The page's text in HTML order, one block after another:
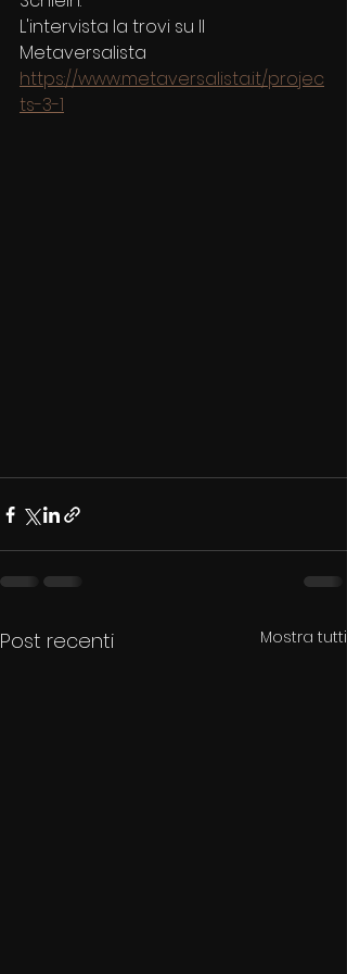
L'intervista la trovi su Il
Metaversalista
https://www.metaversalista.it/projec
ts-3-1
Post recenti Mostra tutti